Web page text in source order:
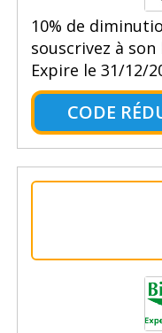
10% de
souscrivez à
Expire le 31/12/
CODE